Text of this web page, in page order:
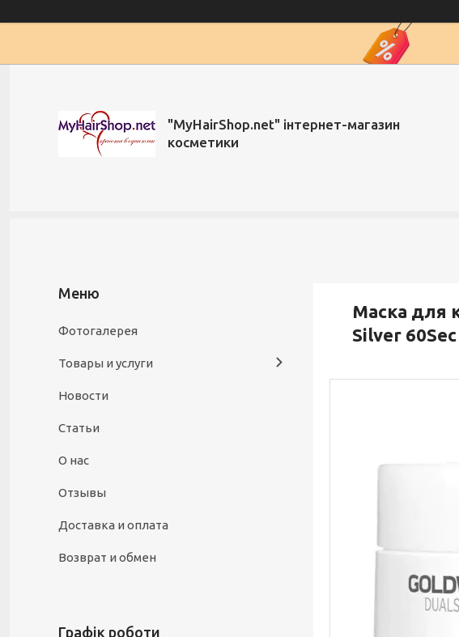
"MyHairShop.net" інтернет-магазин
косметики
Маска для
Silver
Фотогалерея
Товары и услуги
Новости
Статьи
О нас
Отзывы
Доставка и оплата
Возврат и обмен
Графік роботи